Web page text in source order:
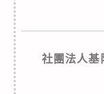
社團法人基